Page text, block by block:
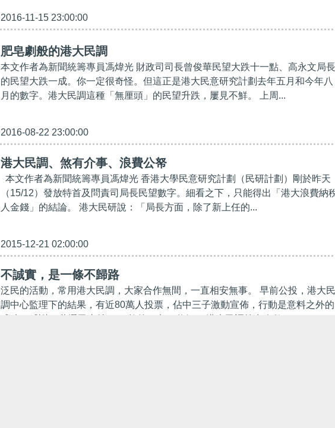
2016-11-15 23:00:00
肥皂劇般的港大民調
本文作者為新聞統籌專員馮煒光 財政司司長曾俊華民望大跌十一點、高永文局長
的民望大跌一成。你一定很奇怪。但這正是港大民意研究計劃去年五月和今年八
月的數字。港大民調這種「無厘頭」的民望升跌，屢見不鮮。 上周...
2016-08-22 23:00:00
港大民調、煞有介事、浪費公帑
本文作者為新聞統籌專員馮煒光 香港大學民意研究計劃（民研計劃）剛於昨天
（15/12）發放特首及問責司局長民望數字。細看之下，只能得出「港大浪費納
人金錢」的結論。 港大民研說：「局長方面，除了新上任的...
2015-12-21 02:00:00
不誠實，是一條不歸路
泛民的活動，常用港大民調，大家合作無間，一直相安無事。 早前公投，港大民
調中心監理下的結果，有近80萬人投票，佔中三子激動宣佈，行動是意料之外的